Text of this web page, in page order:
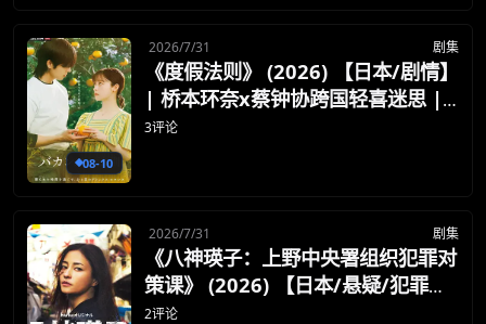
08-10
2026/7/31 剧集
《度假法则》 (2026) 【日本/剧情】
| 桥本环奈x蔡钟协跨国轻喜迷思 |
适合下饭放松的日韩海滨漫改小品
3评论
2026/7/31 剧集
《八神瑛子：上野中央署组织犯罪对
策课》 (2026) 【日本/悬疑/犯罪】
| 游走游离黑白边缘的游侠女警 | 经
2评论